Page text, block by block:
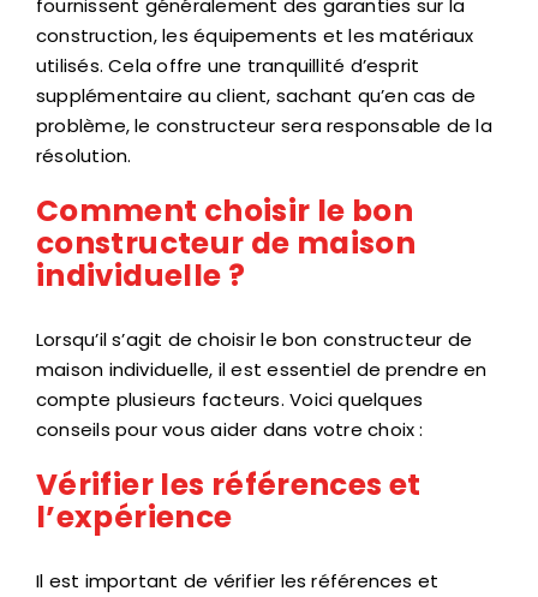
fournissent généralement des garanties sur la
construction, les équipements et les matériaux
utilisés. Cela offre une tranquillité d’esprit
supplémentaire au client, sachant qu’en cas de
problème, le constructeur sera responsable de la
résolution.
Comment choisir le bon
constructeur de maison
individuelle ?
Lorsqu’il s’agit de choisir le bon constructeur de
maison individuelle, il est essentiel de prendre en
compte plusieurs facteurs. Voici quelques
conseils pour vous aider dans votre choix :
Vérifier les références et
l’expérience
Il est important de vérifier les références et